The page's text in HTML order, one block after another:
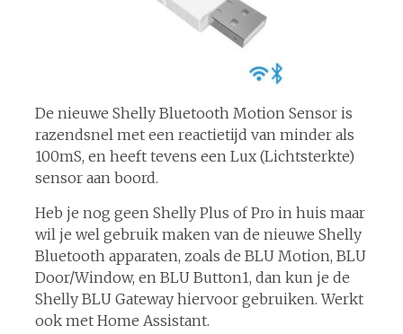
De nieuwe Shelly Bluetooth Motion Sensor is
razendsnel met een reactietijd van minder als
100mS, en heeft tevens een Lux (Lichtsterkte)
sensor aan boord.
Heb je nog geen Shelly Plus of Pro in huis maar
wil je wel gebruik maken van de nieuwe Shelly
Bluetooth apparaten, zoals de BLU Motion, BLU
Door/Window, en BLU Button1, dan kun je de
Shelly BLU Gateway hiervoor gebruiken. Werkt
ook met Home Assistant.